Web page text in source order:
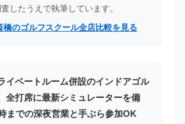
したうえで執筆しています。
のゴルフスクール全店比較を見る
イベートルーム併設のインドアゴル
全打席に最新シミュレーターを備
までの深夜営業と手ぶら参加OK